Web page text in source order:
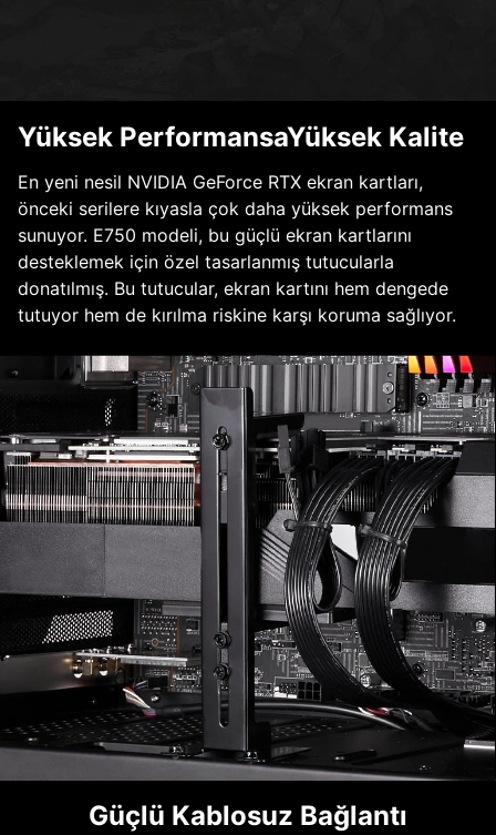
Yüksek PerformansaYüksek Kalite
En yeni nesil NVIDIA GeForce RTX ekran kartları,
önceki serilere kıyasla çok daha yüksek performans
sunuyor. E750 modeli, bu güçlü ekran kartlarını
desteklemek için özel tasarlanmış tutucularla
donatılmış. Bu tutucular, ekran kartını hem dengede
tutuyor hem de kırılma riskine karşı koruma sağlıyor.
Güçlü Kablosuz Bağlantı